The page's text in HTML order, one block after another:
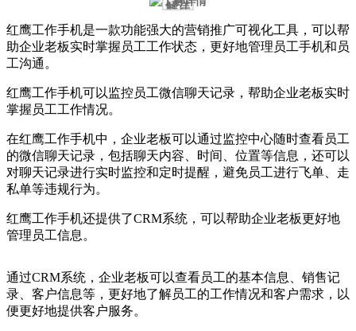
红鹰工作手机是一款功能强大的营销推广可视化工具，可以帮
助企业老板实时掌握员工工作状态，更好地管理员工手机和员
工沟通。
红鹰工作手机可以监控员工微信聊天记录，帮助企业老板实时
掌握员工工作情况。
在红鹰工作手机中，企业老板可以通过监控中心随时查看员工
的微信聊天记录，包括聊天内容、时间、位置等信息，还可以
对聊天记录进行实时监控和定时提醒，避免员工进行飞单、走
私单等违规行为。
红鹰工作手机还提供了CRM系统，可以帮助企业老板更好地
管理员工信息。
通过CRM系统，企业老板可以查看员工的基本信息、销售记
录、客户信息等，更好地了解员工的工作情况和客户需求，以
便更好地提供客户服务。